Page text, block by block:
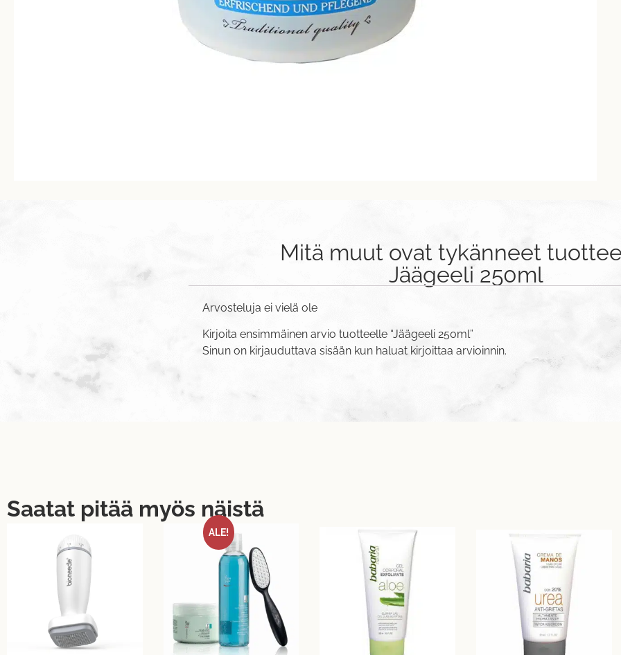
Mitä muut ovat tykänneet
Jäägeeli 250ml
Arvosteluja ei vielä ole
Kirjoita ensimmäinen arvio tuotteelle “Jäägeeli 250ml”
Sinun on kirjauduttava sisään kun haluat kirjoittaa arvioinnin.
Saatat pitää myös näistä
ALE!